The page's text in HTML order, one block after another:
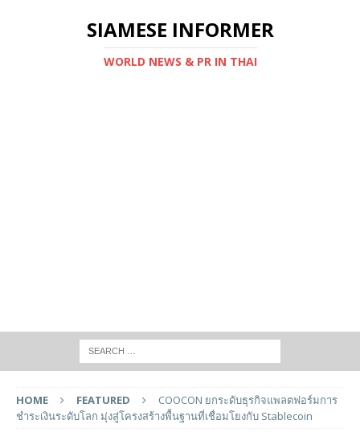
SIAMESE INFORMER
WORLD NEWS & PR IN THAI
HOME FEATURED
COOCON ยกระดับธุรกิจแพลตฟอร์มการ
ชำระเงินระดับโลก มุ่งสู่โครงสร้างพื้นฐานที่เชื่อมโยงกับ Stablecoin